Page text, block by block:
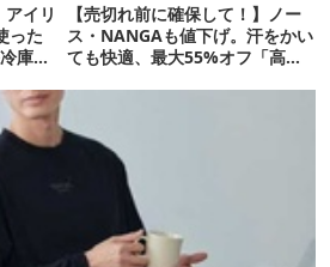
イリ
った
庫
【売切れ前に確保して！】ノー
ス・NANGAも値下げ。汗をかい
ても快適、最大55%オフ「高機